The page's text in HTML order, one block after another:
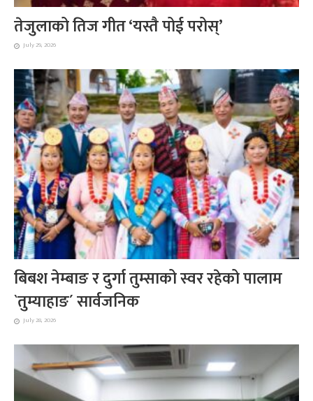
तेजुलाको तिज गीत ‘यस्तै पोई परोस्’
July 29, 2026
बिबश नेम्बाङ र दुर्गा तुम्साको स्वर रहेको पालाम
`तुम्याहाङ´ सार्वजनिक
July 28, 2026